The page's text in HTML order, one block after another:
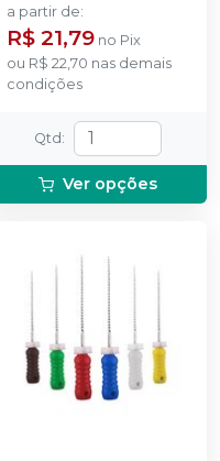
a partir de:
R$ 21,79 no Pix
ou R$ 22,70 nas demais
condições
Qtd :
Ver opções